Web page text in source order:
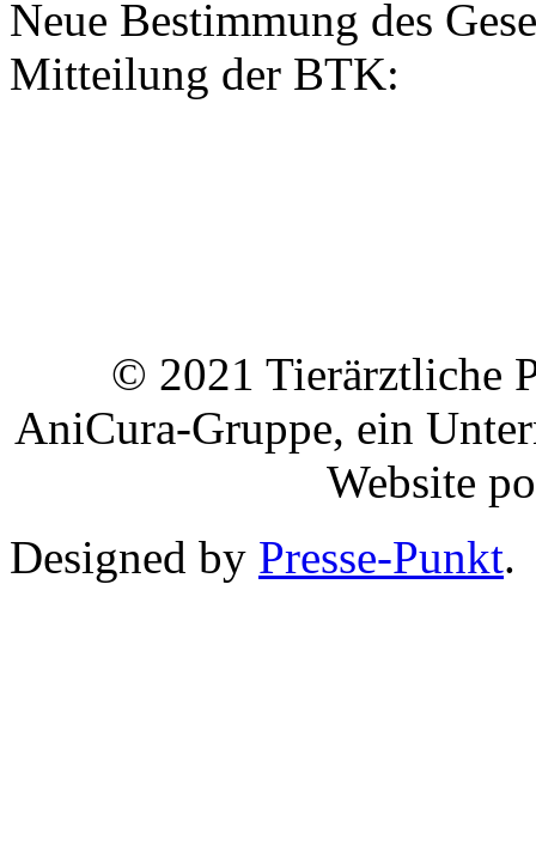
Neue Bestimmung des
Mitteilung der BTK:
© 2021 Tierärztliche
AniCura-Gruppe, ein
Website
Designed by Presse-Punkt.